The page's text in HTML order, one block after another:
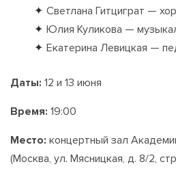
Светлана Гитциграт —
Юлия Куликова —
Екатерина Левицкая —
Даты: 12 и 13 июня
Время: 19:00
Место: концертный зал
(Москва, ул. Мясницкая, д. 8/2,